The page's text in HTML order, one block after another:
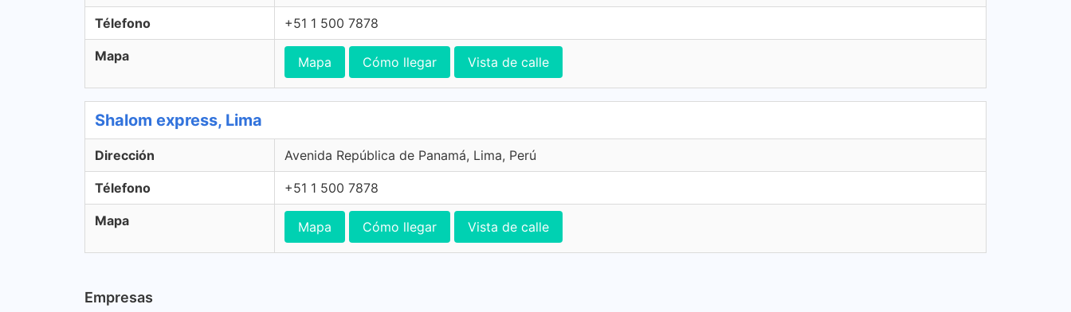
Télefono +51 1 500 7878
Mapa Mapa Cómo llegar Vista de calle
Shalom express, Lima
Dirección Avenida República de Panamá, Lima, Perú
Télefono +51 1 500 7878
Mapa Mapa Cómo llegar Vista de calle
Empresas